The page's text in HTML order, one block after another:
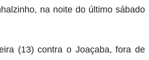
na noite do último sábado
(13) contra o Joaçaba, fora de